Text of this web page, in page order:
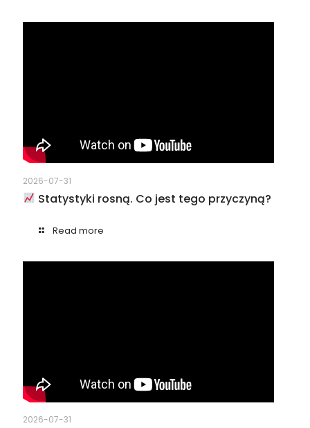
2026-07-31
Statystyki rosną. Co jest tego przyczyną?
Read more
2026-07-31